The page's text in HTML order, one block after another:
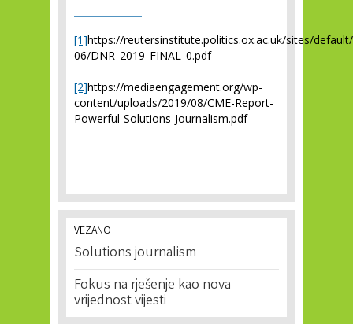
[1]https://reutersinstitute.politics.ox.ac.uk/sites/
06/DNR_2019_FINAL_0.pdf
[2]https://mediaengagement.org/wp-
content/uploads/2019/08/CME-Report-
Powerful-Solutions-Journalism.pdf
VEZANO
Solutions journalism
Fokus na rješenje kao nova
vrijednost vijesti